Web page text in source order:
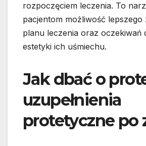
rozpoczęciem leczenia. To
pacjentom możliwość lepszego
planu leczenia oraz oczekiwań
estetyki ich uśmiechu.
Jak dbać o
uzupełnienia
protetyczne po